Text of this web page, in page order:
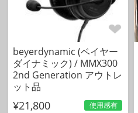
beyerdynamic (ベイヤー
ダイナミック) / MMX300
2nd Generation アウトレ
ット品
¥21,800 使用感有